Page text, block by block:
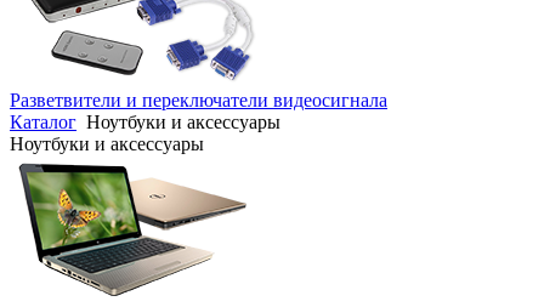
Разветвители и переключатели видеосигнала
Каталог Ноутбуки и аксессуары
Ноутбуки и аксессуары